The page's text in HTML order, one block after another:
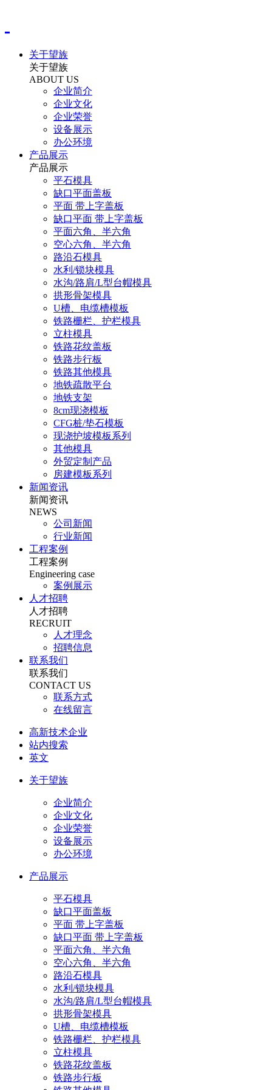
关于望族
关于望族
ABOUT US
企业简介
企业文化
企业荣誉
设备展示
办公环境
产品展示
产品展示
平石模具
缺口平面盖板
平面 带上字盖板
缺口平面 带上字盖板
平面六角、半六角
空心六角、半六角
路沿石模具
水利/锁块模具
水沟/路肩/L型台帽模具
拱形骨架模具
U槽、电缆槽模板
铁路栅栏、护栏模具
立柱模具
铁路花纹盖板
铁路步行板
铁路其他模具
地铁疏散平台
地铁支架
8cm现浇模板
CFG桩/垫石模板
现浇护坡模板系列
其他模具
外贸定制产品
房建模板系列
新闻资讯
新闻资讯
NEWS
公司新闻
行业新闻
工程案例
工程案例
Engineering case
案例展示
人才招聘
人才招聘
RECRUIT
人才理念
招聘信息
联系我们
联系我们
CONTACT US
联系方式
在线留言
高新技术企业
站内搜索
英文
关于望族
企业简介
企业文化
企业荣誉
设备展示
办公环境
产品展示
平石模具
缺口平面盖板
平面 带上字盖板
缺口平面 带上字盖板
平面六角、半六角
空心六角、半六角
路沿石模具
水利/锁块模具
水沟/路肩/L型台帽模具
拱形骨架模具
U槽、电缆槽模板
铁路栅栏、护栏模具
立柱模具
铁路花纹盖板
铁路步行板